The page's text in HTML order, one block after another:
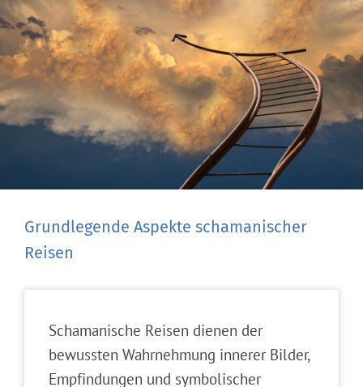
Grundlegende Aspekte schamanischer
Reisen
Schamanische Reisen dienen der
bewussten Wahrnehmung innerer Bilder,
Empfindungen und symbolischer